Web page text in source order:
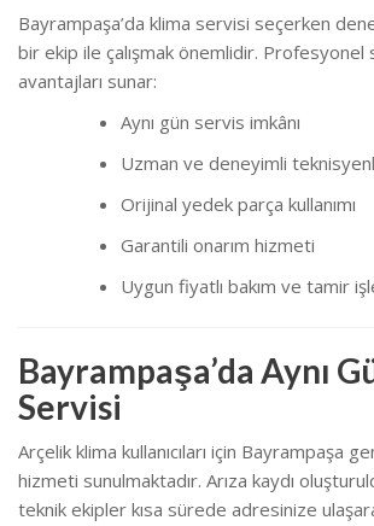
Bayrampaşa’da klima servisi seçerken
bir ekip ile çalışmak önemlidir.
avantajları sunar:
Aynı gün servis imkânı
Uzman ve deneyimli
Orijinal yedek parça kullanımı
Garantili onarım hizmeti
Uygun fiyatlı bakım ve tamir
Bayrampaşa’da Aynı
Servisi
Arçelik klima kullanıcıları için Bayrampaşa
hizmeti sunulmaktadır. Arıza kaydı
teknik ekipler kısa sürede adresinize